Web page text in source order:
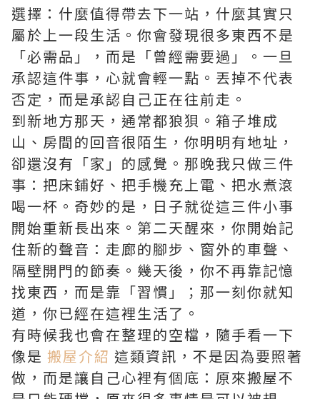
選擇：什麼值得帶去下一站，什麼其實只
屬於上一段生活。你會發現很多東西不是
「必需品」，而是「曾經需要過」。一旦
承認這件事，心就會輕一點。丟掉不代表
否定，而是承認自己正在往前走。
到新地方那天，通常都狼狽。箱子堆成
山、房間的回音很陌生，你明明有地址，
卻還沒有「家」的感覺。那晚我只做三件
事：把床鋪好、把手機充上電、把水煮滾
喝一杯。奇妙的是，日子就從這三件小事
開始重新長出來。第二天醒來，你開始記
住新的聲音：走廊的腳步、窗外的車聲、
隔壁開門的節奏。幾天後，你不再靠記憶
找東西，而是靠「習慣」；那一刻你就知
道，你已經在這裡生活了。
有時候我也會在整理的空檔，隨手看一下
像是 搬屋介紹 這類資訊，不是因為要照著
做，而是讓自己心裡有個底：原來搬屋不